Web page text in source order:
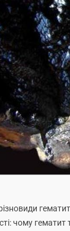
чому